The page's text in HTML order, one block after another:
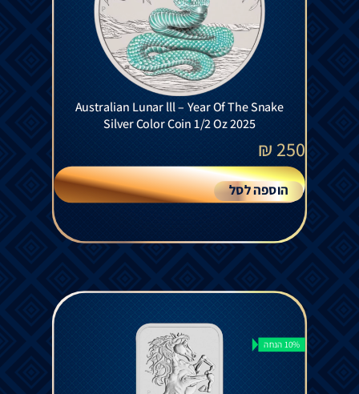
Australian Lunar lll – Year Of The Snake
Silver Color Coin 1/2 Oz 2025
250
₪
הוספה לסל
10% הנחה